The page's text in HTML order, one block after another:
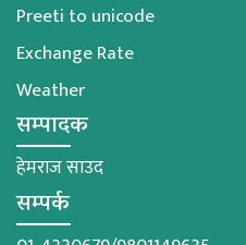
Preeti to unicode
Exchange Rate
Weather
सम्पादक
हेमराज साउद
सम्पर्क